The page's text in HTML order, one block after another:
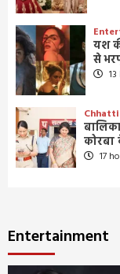
यश
से
कोरबा
17
Entertainment